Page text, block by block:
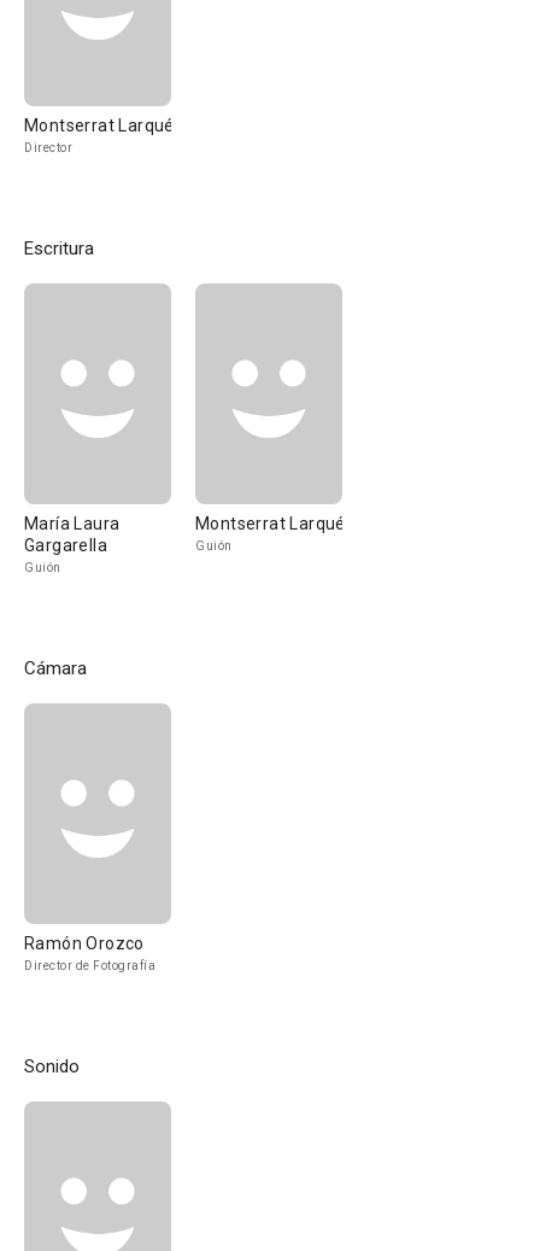
Montserrat Larqué
Director
Escritura
María Laura
Gargarella
Guión
Montserrat Larqué
Guión
Cámara
Ramón Orozco
Director de Fotografía
Sonido